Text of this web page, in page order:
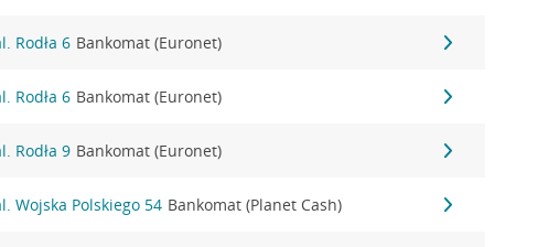
Rodła 6 Bankomat (Euronet)
Rodła 6 Bankomat (Euronet)
Rodła 9 Bankomat (Euronet)
Wojska Polskiego 54 Bankomat (Planet Cash)